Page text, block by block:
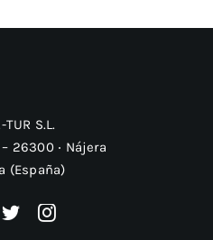
TUR S.L.
26300 ‧ Nájera
(España)